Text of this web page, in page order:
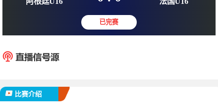
2026-06-03 11:00:00
0 : 0
比赛介绍